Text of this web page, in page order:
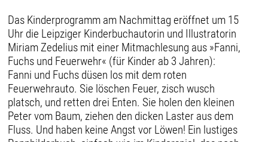
Das Kinderprogramm am Nachmittag eröffnet um 15
Uhr die Leipziger Kinderbuchautorin und Illustratorin
Miriam Zedelius mit einer Mitmachlesung aus »Fanni,
Fuchs und Feuerwehr« (für Kinder ab 3 Jahren):
Fanni und Fuchs düsen los mit dem roten
Feuerwehrauto. Sie löschen Feuer, zisch wusch
platsch, und retten drei Enten. Sie holen den kleinen
Peter vom Baum, ziehen den dicken Laster aus dem
Fluss. Und haben keine Angst vor Löwen! Ein lustiges